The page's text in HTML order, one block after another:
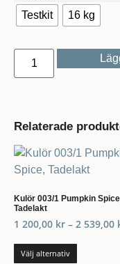
Testkit 16 kg
Relaterade
Kulör 003/1 Pumpkin
Tadelakt
1 200,00 kr – 2 539,00
Välj alternativ